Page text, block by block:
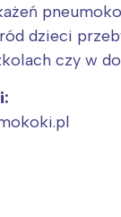
dzieci
czy w